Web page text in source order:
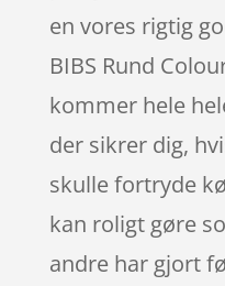
en vores rigtig
BIBS Rund
kommer hele
der sikrer dig,
skulle fortryde
kan roligt gøre
andre har gjort